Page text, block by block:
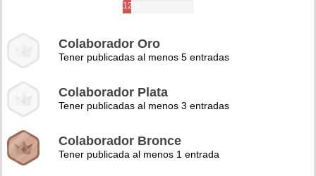
12%
Colaborador Oro
Tener publicadas al menos 5 entradas
Colaborador Plata
Tener publicadas al menos 3 entradas
Colaborador Bronce
Tener publicada al menos 1 entrada